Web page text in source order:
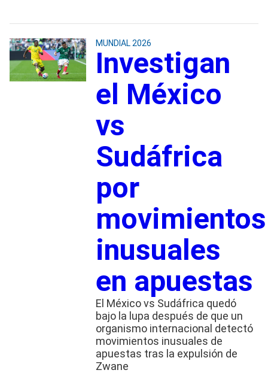
MUNDIAL 2026
Investigan
el México
vs
Sudáfrica
por
movimientos
inusuales
en apuestas
El México vs Sudáfrica quedó
bajo la lupa después de que un
organismo internacional detectó
movimientos inusuales de
apuestas tras la expulsión de
Zwane